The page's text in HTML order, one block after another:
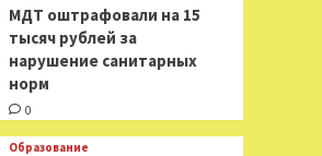
МДТ оштрафовали на 15
тысяч рублей за
нарушение санитарных
норм
0
Образование